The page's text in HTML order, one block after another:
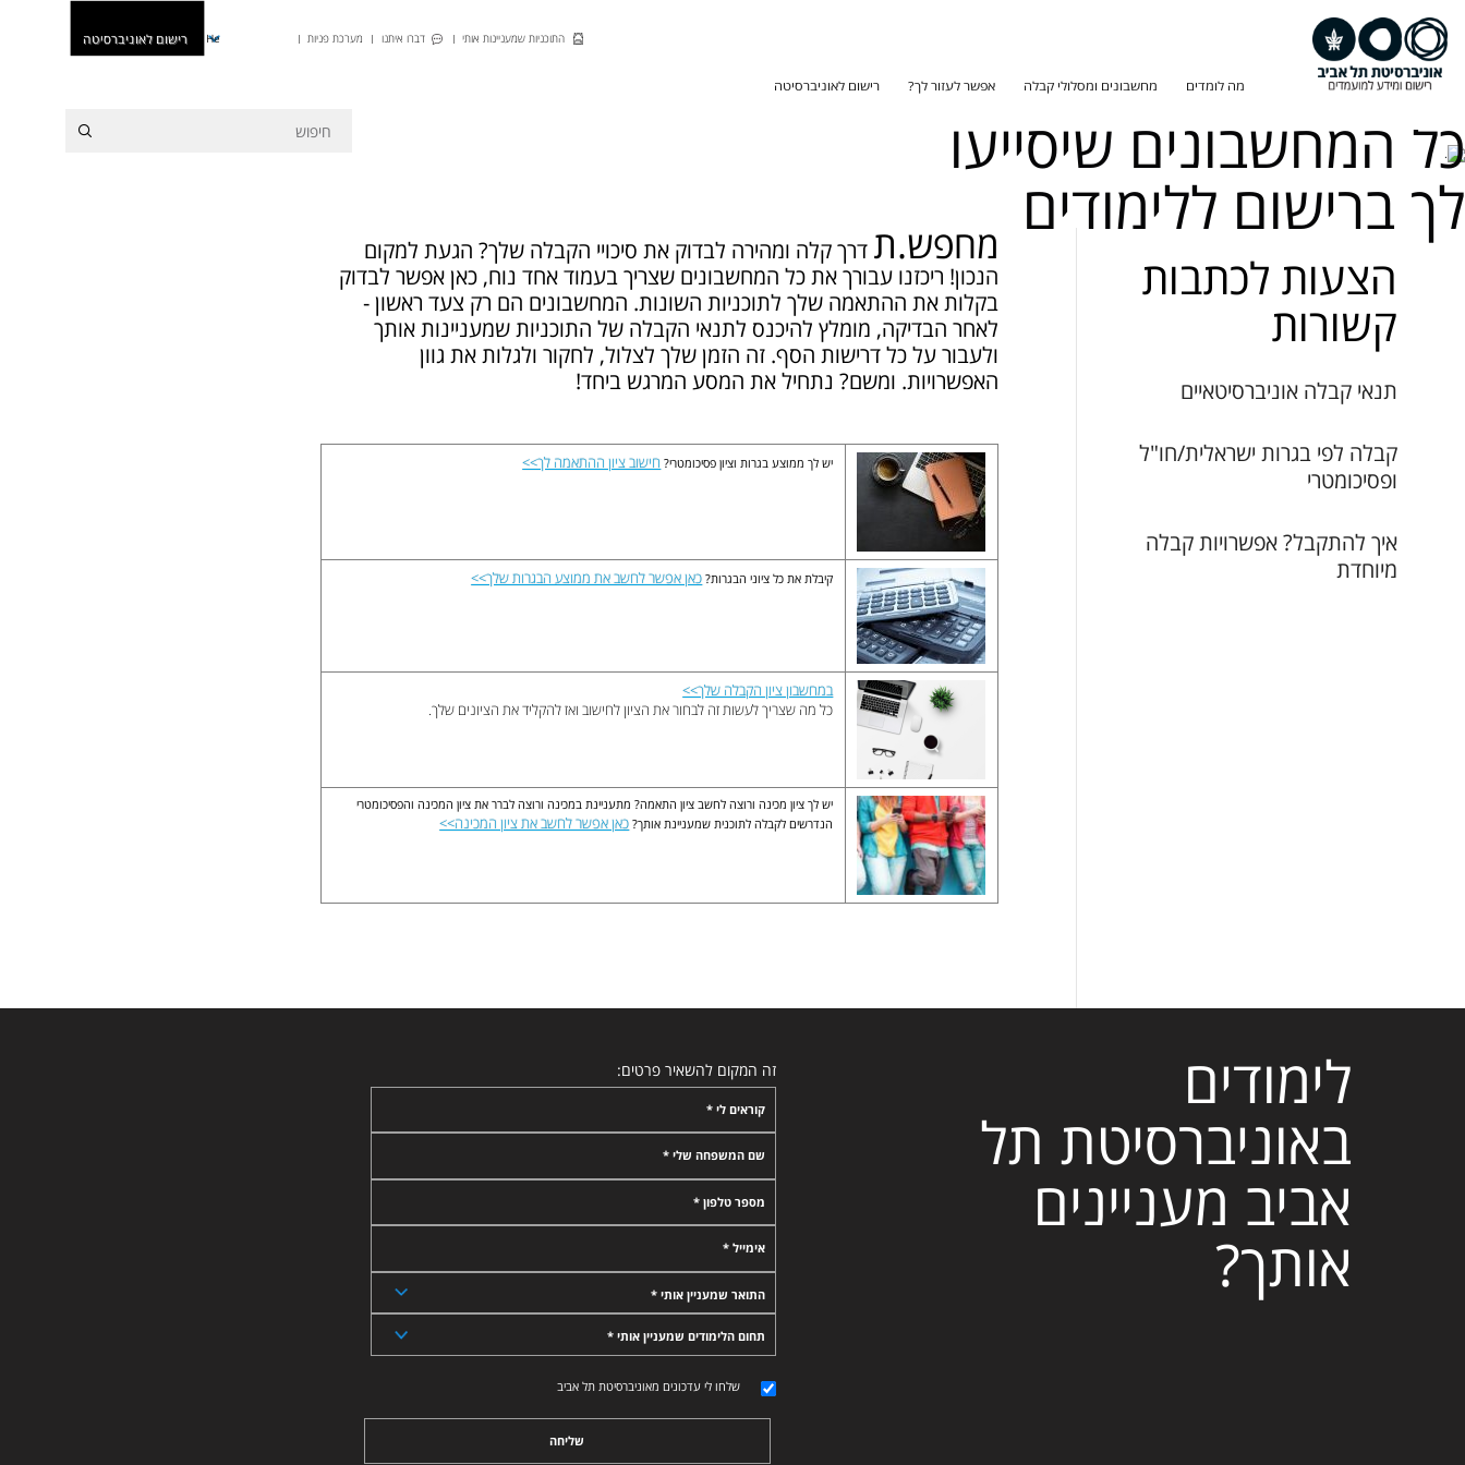
התוכניות שמעניינות אותי דברו איתנו מערכת פניות He רישום לאוניברסיטה
מה לומדים מחשבונים ומסלולי קבלה אפשר לעזור לך? רישום לאוניברסיטה במיוחד בשבילך ריכזנו את
כל המחשבונים שיסייעו
לך ברישום ללימודים
הצעות לכתבות
קשורות
תנאי קבלה אוניברסיטאיים
קבלה לפי בגרות ישראלית/חו"ל
ופסיכומטרי
איך להתקבל? אפשרויות קבלה
מיוחדת
מחפש.ת דרך קלה ומהירה לבדוק את סיכויי הקבלה שלך? הגעת למקום
הנכון! ריכזנו עבורך את כל המחשבונים שצריך בעמוד אחד נוח, כאן אפשר לבדוק
בקלות את ההתאמה שלך לתוכניות השונות. המחשבונים הם רק צעד ראשון -
לאחר הבדיקה, מומלץ להיכנס לתנאי הקבלה של התוכניות שמעניינות אותך
ולעבור על כל דרישות הסף. זה הזמן שלך לצלול, לחקור ולגלות את גוון
האפשרויות. ומשם? נתחיל את המסע המרגש ביחד!
יש לך ממוצע בגרות וציון פסיכומטרי? חישוב ציון ההתאמה לך>>
קיבלת את כל ציוני הבגרות? כאן אפשר לחשב את ממוצע הבגרות שלך>>
במחשבון ציון הקבלה שלך>>
כל מה שצריך לעשות זה לבחור את הציון לחישוב ואז להקליד את הציונים שלך.
יש לך ציון מכינה ורוצה לחשב ציון התאמה? מתעניינת במכינה ורוצה לברר את ציון המכינה והפסיכומטרי
הנדרשים לקבלה לתוכנית שמעניינת אותך? כאן אפשר לחשב את ציון המכינה>>
לימודים
באוניברסיטת תל
אביב מעניינים
אותך?
זה המקום להשאיר פרטים:
קוראים לי *
שם המשפחה שלי *
מספר טלפון *
אימייל *
התואר שמעניין אותי *
תחום הלימודים שמעניין אותי *
שלחו לי עדכונים מאוניברסיטת תל אביב
שליחה